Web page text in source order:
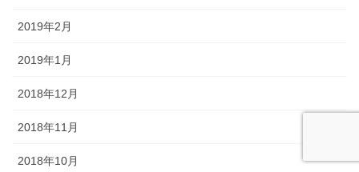
2019年2月
2019年1月
2018年12月
2018年11月
2018年10月